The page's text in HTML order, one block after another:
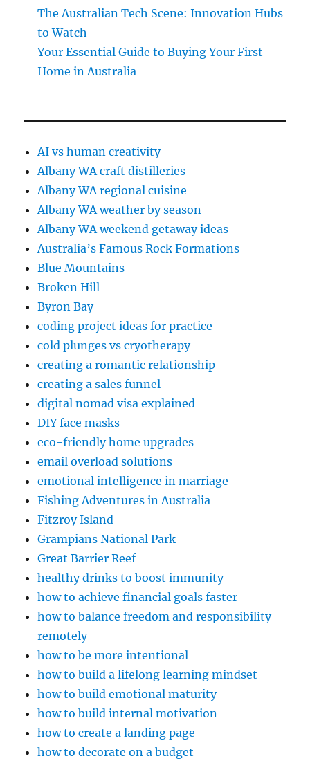
The Australian Tech Scene: Innovation Hubs
to Watch
Your Essential Guide to Buying Your First
Home in Australia
AI vs human creativity
Albany WA craft distilleries
Albany WA regional cuisine
Albany WA weather by season
Albany WA weekend getaway ideas
Australia’s Famous Rock Formations
Blue Mountains
Broken Hill
Byron Bay
coding project ideas for practice
cold plunges vs cryotherapy
creating a romantic relationship
creating a sales funnel
digital nomad visa explained
DIY face masks
eco-friendly home upgrades
email overload solutions
emotional intelligence in marriage
Fishing Adventures in Australia
Fitzroy Island
Grampians National Park
Great Barrier Reef
healthy drinks to boost immunity
how to achieve financial goals faster
how to balance freedom and responsibility
remotely
how to be more intentional
how to build a lifelong learning mindset
how to build emotional maturity
how to build internal motivation
how to create a landing page
how to decorate on a budget